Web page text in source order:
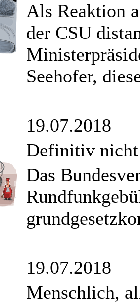
Als Reaktion
der CSU
Seehofer,
19.07.2018
Definitiv nicht
Das
19.07.2018
Menschlich,